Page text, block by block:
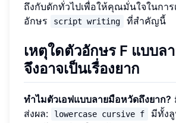
ถึงกับดักทั่วไปเพื่อให้คุณมั่นใจในการ
อักษร
script writing ที่สำคัญนี้
เหตุใดตัวอักษร F แบบล
จึงอาจเป็นเรื่องยาก
ทำไมตัวเอฟแบบลายมือหวัดถึงยาก?
ส่งผล:
lowercase cursive f
มีทั้ง